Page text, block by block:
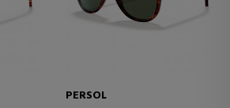
PERSOL